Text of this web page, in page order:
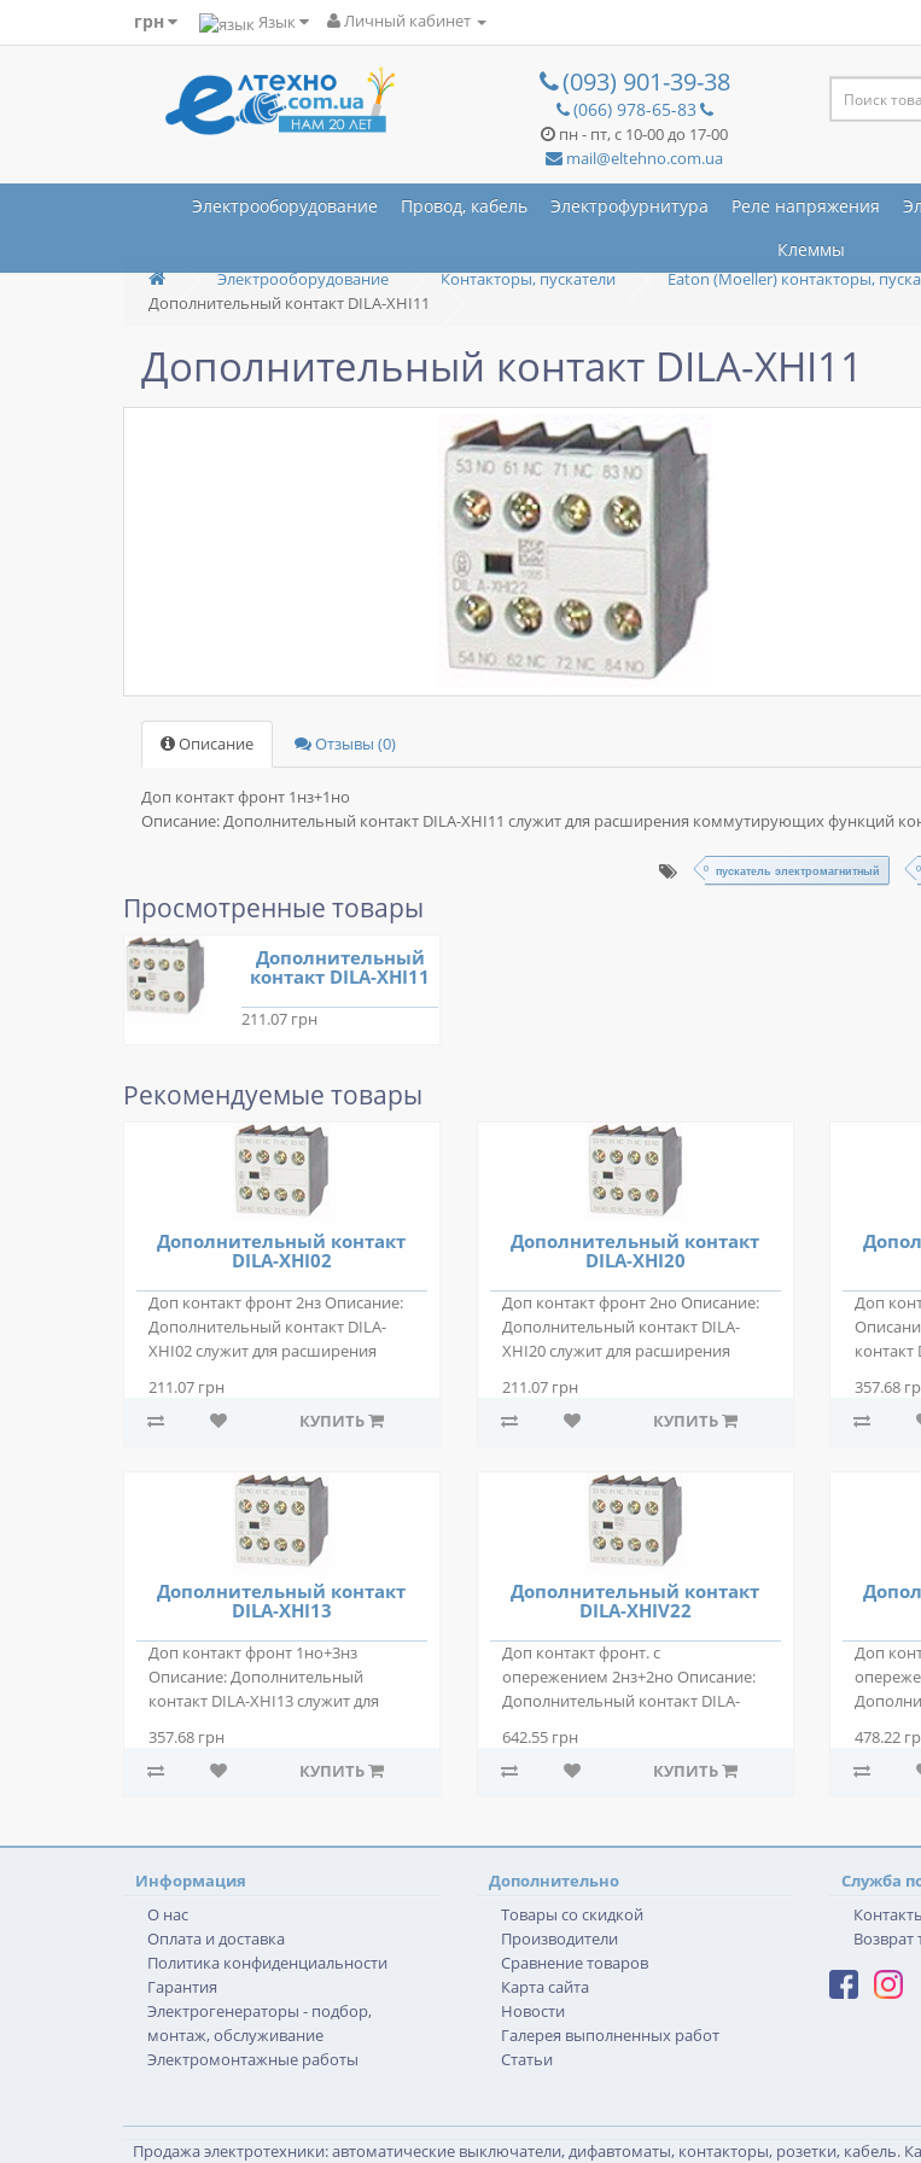
грн Язык Личный кабинет
(093) 901-39-38
(066) 978-65-83
пн - пт, с 10-00 до 17-00
mail@eltehno.com.ua
Электрооборудование Провод, кабель Электрофурнитура Реле напряжения
Клеммы
Электрооборудование Контакторы, пускатели Eaton (Moeller) контакторы,
Дополнительный контакт DILA-XHI11
Дополнительный контакт DILA-XHI11
Описание Отзывы (0)
Доп контакт фронт 1нз+1но
Описание:Дополнительный контакт DILA-XHI11 служит для расширения коммутирующих функций
пускатель электромагнитный
Просмотренные товары
Дополнительный
контакт DILA-XHI11
211.07 грн
Рекомендуемые товары
Дополнительный контакт
DILA-XHI02
Доп контакт фронт 2нз Описание:
Дополнительный контакт DILA-
XHI02 служит для расширения
211.07 грн
КУПИТЬ
Дополнительный контакт
DILA-XHI20
Доп контакт фронт 2но Описание:
Дополнительный контакт DILA-
XHI20 служит для расширения
211.07 грн
КУПИТЬ
Доп
контакт
357.68
Дополнительный контакт
DILA-XHI13
Доп контакт фронт 1но+3нз
Описание: Дополнительный
контакт DILA-XHI13 служит для
357.68 грн
КУПИТЬ
Дополнительный контакт
DILA-XHIV22
Доп контакт фронт. с
опережением 2нз+2но Описание:
Дополнительный контакт DILA-
642.55 грн
КУПИТЬ
Доп
478.22
Информация
О нас
Оплата и доставка
Политика конфиденциальности
Гарантия
Электрогенераторы - подбор,
монтаж, обслуживание
Электромонтажные работы
Дополнительно
Товары со скидкой
Производители
Сравнение товаров
Карта сайта
Новости
Галерея выполненных работ
Статьи
Служба
Возврат
Продажа электротехники: автоматические выключатели, дифавтоматы, контакторы, розетки,